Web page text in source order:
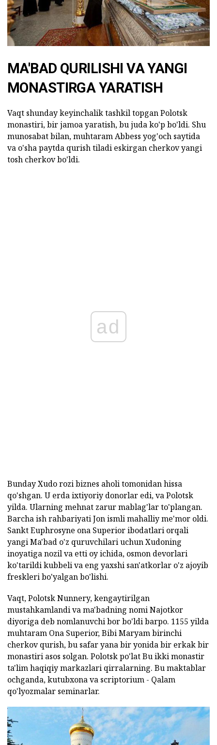
MA'BAD QURILISHI VA YANGI
MONASTIRGA YARATISH
Vaqt shunday keyinchalik tashkil topgan Polotsk
monastiri, bir jamoa yaratish, bu juda ko'p bo'ldi. Shu
munosabat bilan, muhtaram Abbess yog'och saytida
va o'sha paytda qurish tiladi eskirgan cherkov yangi
tosh cherkov bo'ldi.
ad
Bunday Xudo rozi biznes aholi tomonidan hissa
qo'shgan. U erda ixtiyoriy donorlar edi, va Polotsk
yilda. Ularning mehnat zarur mablag'lar to'plangan.
Barcha ish rahbariyati Jon ismli mahalliy me'mor oldi.
Sankt Euphrosyne ona Superior ibodatlari orqali
yangi Ma'bad o'z quruvchilari uchun Xudoning
inoyatiga nozil va etti oy ichida, osmon devorlari
ko'tarildi kubbeli va eng yaxshi san'atkorlar o'z ajoyib
freskleri bo'yalgan bo'lishi.
Vaqt, Polotsk Nunnery, kengaytirilgan
mustahkamlandi va ma'badning nomi Najotkor
diyoriga deb nomlanuvchi bor bo'ldi barpo. 1155 yilda
muhtaram Ona Superior, Bibi Maryam birinchi
cherkov qurish, bu safar yana bir yonida bir erkak bir
monastiri asos solgan. Polotsk po'lat Bu ikki monastir
ta'lim haqiqiy markazlari qirralarning. Bu maktablar
ochganda, kutubxona va scriptorium - Qalam
qo'lyozmalar seminarlar.